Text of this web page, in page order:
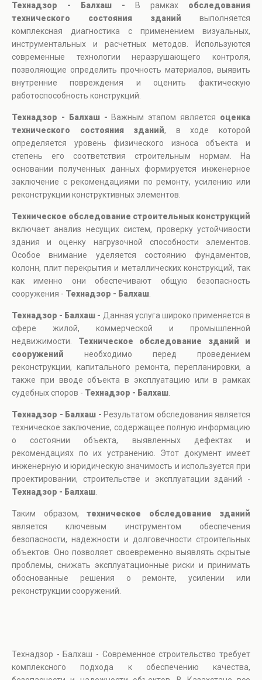
Технадзор - Балхаш - В рамках обследования
технического состояния зданий выполняется
комплексная диагностика с применением визуальных,
инструментальных и расчетных методов. Используются
современные технологии неразрушающего контроля,
позволяющие определить прочность материалов, выявить
внутренние повреждения и оценить фактическую
работоспособность конструкций.
Технадзор - Балхаш - Важным этапом является оценка
технического состояния зданий, в ходе которой
определяется уровень физического износа объекта и
степень его соответствия строительным нормам. На
основании полученных данных формируется инженерное
заключение с рекомендациями по ремонту, усилению или
реконструкции конструктивных элементов.
Техническое обследование строительных конструкций
включает анализ несущих систем, проверку устойчивости
здания и оценку нагрузочной способности элементов.
Особое внимание уделяется состоянию фундаментов,
колонн, плит перекрытия и металлических конструкций, так
как именно они обеспечивают общую безопасность
сооружения - Технадзор - Балхаш
Технадзор - Балхаш - Данная услуга широко применяется в
сфере жилой, коммерческой и промышленной
недвижимости. Техническое обследование зданий и
сооружений необходимо перед проведением
реконструкции, капитального ремонта, перепланировки, а
также при вводе объекта в эксплуатацию или в рамках
судебных споров - Технадзор - Балхаш
Технадзор - Балхаш - Результатом обследования является
техническое заключение, содержащее полную информацию
о состоянии объекта, выявленных дефектах и
рекомендациях по их устранению. Этот документ имеет
инженерную и юридическую значимость и используется при
проектировании, строительстве и эксплуатации зданий -
Технадзор - Балхаш
Таким образом, техническое обследование зданий
является ключевым инструментом обеспечения
безопасности, надежности и долговечности строительных
объектов. Оно позволяет своевременно выявлять скрытые
проблемы, снижать эксплуатационные риски и принимать
обоснованные решения о ремонте, усилении или
реконструкции сооружений.
Технадзор - Балхаш - Современное строительство требует
комплексного подхода к обеспечению качества,